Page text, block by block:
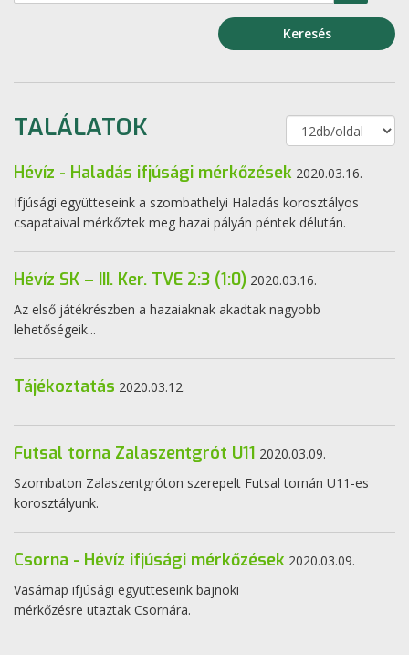
Keresés
TALÁLATOK
Hévíz - Haladás ifjúsági mérkőzések 2020.03.16.
Ifjúsági együtteseink a szombathelyi Haladás korosztályos
csapataival mérkőztek meg hazai pályán péntek délután.
Hévíz SK – III. Ker. TVE 2:3 (1:0) 2020.03.16.
Az első játékrészben a hazaiaknak akadtak nagyobb
lehetőségeik...
Tájékoztatás 2020.03.12.
Futsal torna Zalaszentgrót U11 2020.03.09.
Szombaton Zalaszentgróton szerepelt Futsal tornán U11-es
korosztályunk.
Csorna - Hévíz ifjúsági mérkőzések 2020.03.09.
Vasárnap ifjúsági együtteseink bajnoki
mérkőzésre utaztak Csornára.